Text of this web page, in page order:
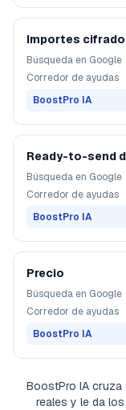
Importes
Búsqueda en Google
Corredor de ayudas
BoostPro IA
Ready-to-send
Búsqueda en Google
Corredor de ayudas
BoostPro IA
Precio
Búsqueda en Google
Corredor de ayudas
BoostPro IA
BoostPro IA
reales y le da